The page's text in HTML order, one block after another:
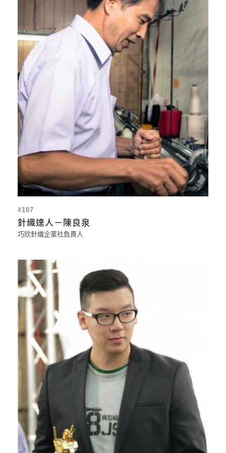
#107
針織達人－陳良泉
巧欣針織企業社負責人